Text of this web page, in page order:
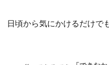
日頃から気にかけるだけで